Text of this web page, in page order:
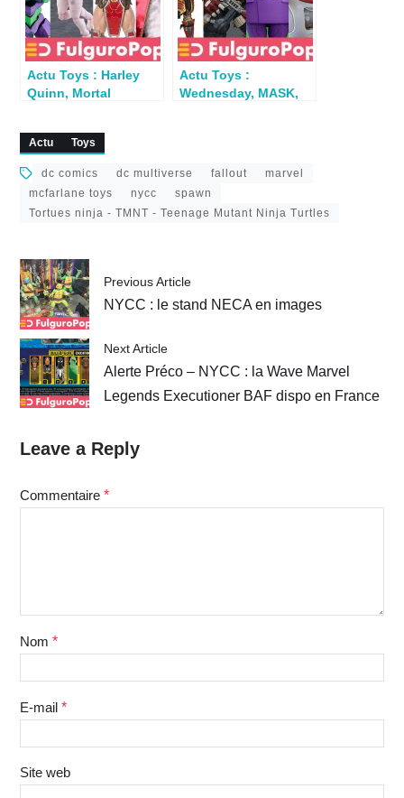
Actu Toys : Harley
Quinn, Mortal
Kinnikuman…
Actu Toys :
Wednesday, MASK,
Actu Toys
dc comics dc multiverse fallout
marvel
mcfarlane toys
nycc
spawn
Tortues ninja - TMNT - Teenage Mutant Ninja Turtles
Previous Article
NYCC : le stand NECA en images
Next Article
Alerte Préco – NYCC : la Wave Marvel
Legends Executioner BAF dispo en France
Leave a Reply
Commentaire *
Nom *
E-mail *
Site web